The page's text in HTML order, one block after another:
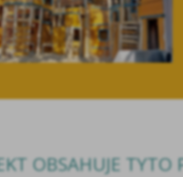
OBSAHUJE TYTO